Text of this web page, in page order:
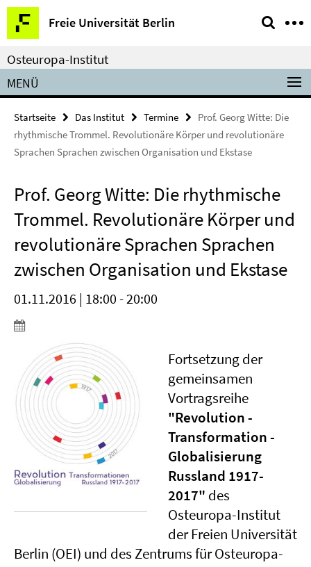
Springe
direkt
zu
Inhalt
Freie Universität Berlin
Service-
Navigation
Osteuropa-Institut
MENÜ
Startseite Das Institut Termine
Prof. Georg Witte: Die
rhythmische Trommel. Revolutionäre Körper und revolutionäre
Sprachen Sprachen zwischen Organisation und Ekstase
Prof. Georg Witte: Die rhythmische
Trommel. Revolutionäre Körper und
revolutionäre Sprachen Sprachen
zwischen Organisation und Ekstase
01.11.2016 | 18:00 - 20:00
Fortsetzung der
gemeinsamen
Vortragsreihe
"Revolution -
Transformation -
Globalisierung
Russland 1917-
2017" des
Osteuropa-Institut
der Freien Universität
Berlin (OEI) und des Zentrums für Osteuropa-